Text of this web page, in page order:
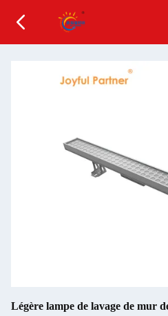
Légère lampe de lavage de mur